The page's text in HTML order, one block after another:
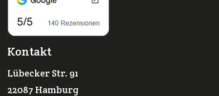
Kontakt
Lübecker Str. 91
22087 Hamburg